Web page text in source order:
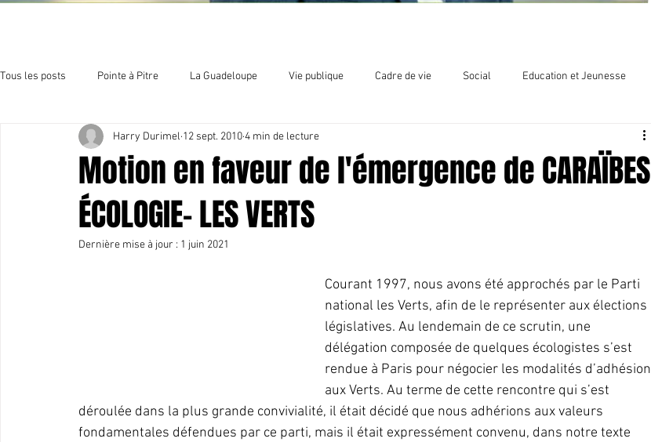
Tous les posts Pointe à Pitre La Guadeloupe Vie publique Cadre de vie Social Education et Jeunesse
Sport et culture Organisation politique
Motion en faveur de l'émergence de CARAÏBES
ÉCOLOGIE- LES VERTS
Harry Durimel 12 sept. 20104 min de lecture
Dernière mise à jour : 1 juin 2021
Courant 1997, nous avons été approchés par le Parti
national les Verts, afin de le représenter aux élections
législatives. Au lendemain de ce scrutin, une
délégation composée de quelques écologistes s’est
rendue à Paris pour négocier les modalités d’adhésion
aux Verts. Au terme de cette rencontre qui s’est
déroulée dans la plus grande convivialité, il était décidé que nous adhérions aux valeurs
fondamentales défendues par ce parti, mais il était expressément convenu, dans notre texte